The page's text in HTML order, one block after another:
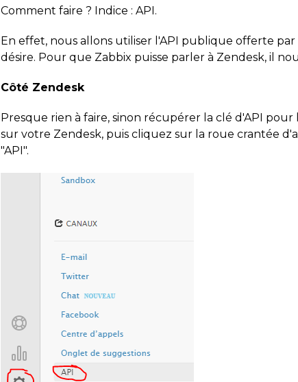
Comment faire ? Indice : API.
En effet, nous allons utiliser l'API publique offerte
désire. Pour que Zabbix puisse parler à Zendesk, il
Côté Zendesk
Presque rien à faire, sinon récupérer la clé d'API
sur votre Zendesk, puis cliquez sur la roue crantée
"API".